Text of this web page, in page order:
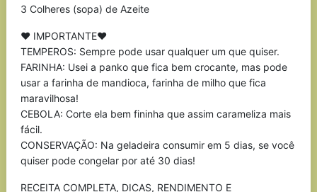
3 Colheres (sopa) de Azeite
♥ IMPORTANTE♥
TEMPEROS: Sempre pode usar qualquer um que quiser.
FARINHA: Usei a panko que fica bem crocante, mas pode
usar a farinha de mandioca, farinha de milho que fica
maravilhosa!
CEBOLA: Corte ela bem fininha que assim carameliza mais
fácil.
CONSERVAÇÃO: Na geladeira consumir em 5 dias, se você
quiser pode congelar por até 30 dias!
RECEITA COMPLETA, DICAS, RENDIMENTO E